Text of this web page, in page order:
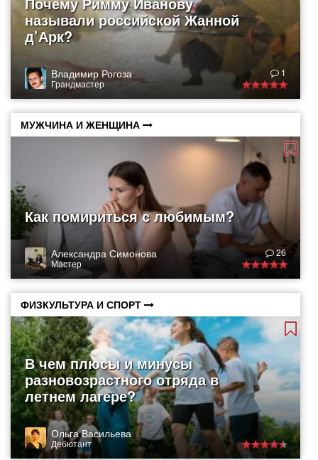
называли российской Жанной
д’Арк?
Владимир Рогоза
Грандмастер
1
МУЖЧИНА И ЖЕНЩИНА
Как помириться с любимым?
Александра Симонова
Мастер
26
ФИЗКУЛЬТУРА И СПОРТ
В чем плюсы и минусы
разновозрастного отряда в
летнем лагере?
Ольга Васильева
Дебютант